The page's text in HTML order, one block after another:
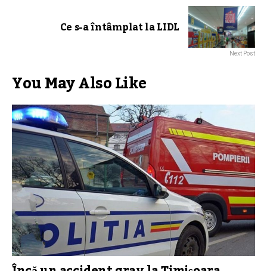
Ce s-a întâmplat la LIDL
Next Post
You May Also Like